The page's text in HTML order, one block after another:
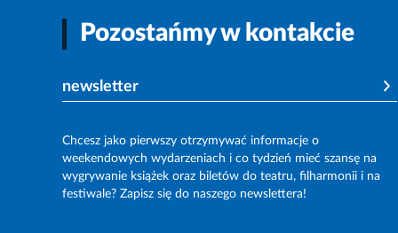
Pozostańmy w kontakcie
newsletter
Chcesz jako pierwszy otrzymywać informacje o
weekendowych wydarzeniach i co tydzień mieć szansę na
wygrywanie książek oraz biletów do teatru, filharmonii i na
festiwale? Zapisz się do naszego newslettera!